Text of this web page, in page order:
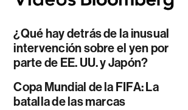
¿Qué hay detrás de la inusual
intervención sobre el yen por
parte de EE. UU. y Japón?
Copa Mundial de la FIFA: La
batalla de las marcas